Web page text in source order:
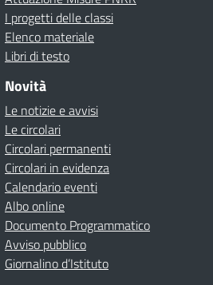
I progetti delle classi
Elenco materiale
Libri di testo
Novità
Le notizie e avvisi
Le circolari
Circolari permanenti
Circolari in evidenza
Calendario eventi
Albo online
Documento Programmatico
Avviso pubblico
Giornalino d’Istituto